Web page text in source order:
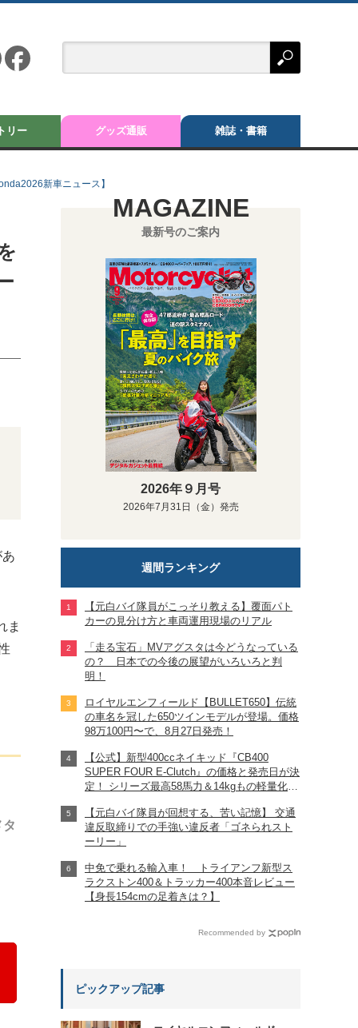
リー グッズ通販 雑誌・書籍
新車ニュース】
ま
MAGAZINE
最新号のご案内
2026年９月号
2026年7月31日（金）発売
週間ランキング
【元白バイ隊員がこっそり教える】覆面パト
カーの見分け方と車両運用現場のリアル
「走る宝石」MVアグスタは今どうなっている
の？ 日本での今後の展望がいろいろと判
明！
ロイヤルエンフィールド【BULLET650】伝統
の車名を冠した650ツインモデルが登場。価格
98万100円〜で、8月27日発売！
【公式】新型400ccネイキッド『CB400
SUPER FOUR E-Clutch』の価格と発売日が決
定！ シリーズ最高58馬力＆14kgもの軽量化!?
【Honda2026新車ニュース】
【元白バイ隊員が回想する、苦い記憶】 交通
違反取締りでの手強い違反者「ゴネられスト
ーリー」
中免で乗れる輸入車！ トライアンフ新型ス
ラクストン400＆トラッカー400本音レビュー
【身長154cmの足着きは？】
Recommended by
ピックアップ記事